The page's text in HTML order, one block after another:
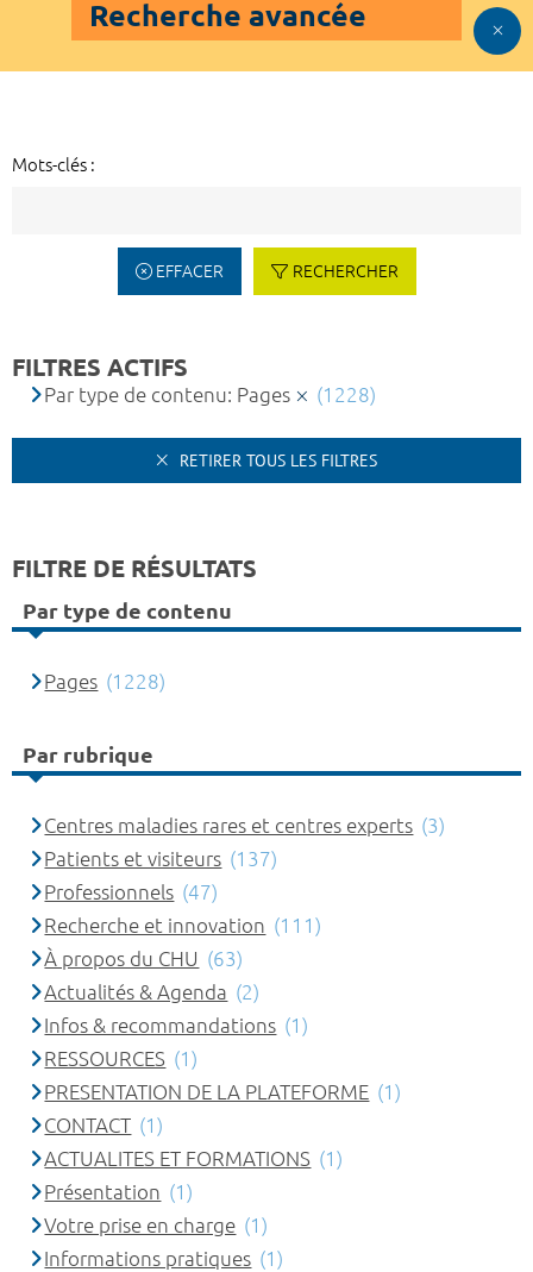
Recherche avancée
Mots-clés :
EFFACER RECHERCHER
FILTRES ACTIFS
Par type de contenu: Pages (1228)
RETIRER TOUS LES FILTRES
FILTRE DE RÉSULTATS
Par type de contenu
Pages (1228)
Par rubrique
Centres maladies rares et centres experts (3)
Patients et visiteurs (137)
Professionnels (47)
Recherche et innovation (111)
À propos du CHU (63)
Actualités & Agenda (2)
Infos & recommandations (1)
RESSOURCES (1)
PRESENTATION DE LA PLATEFORME (1)
CONTACT (1)
ACTUALITES ET FORMATIONS (1)
Présentation (1)
Votre prise en charge (1)
Informations pratiques (1)